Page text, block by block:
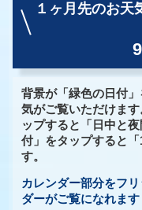
１ヶ月先のお天
背景が「緑色の日付
気がご覧いただけま
ップすると「日中と
付」をタップすると
す。
カレンダー部分をフ
ダーがご覧になれます